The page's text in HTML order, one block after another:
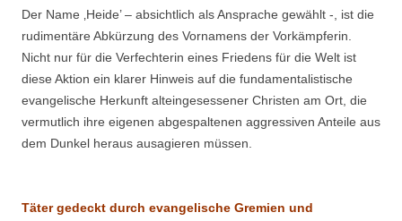
Der Name ‚Heide’ – absichtlich als Ansprache gewählt -, ist die
rudimentäre Abkürzung des Vornamens der Vorkämpferin.
Nicht nur für die Verfechterin eines Friedens für die Welt ist
diese Aktion ein klarer Hinweis auf die fundamentalistische
evangelische Herkunft alteingesessener Christen am Ort, die
vermutlich ihre eigenen abgespaltenen aggressiven Anteile aus
dem Dunkel heraus ausagieren müssen.
Täter gedeckt durch evangelische Gremien und